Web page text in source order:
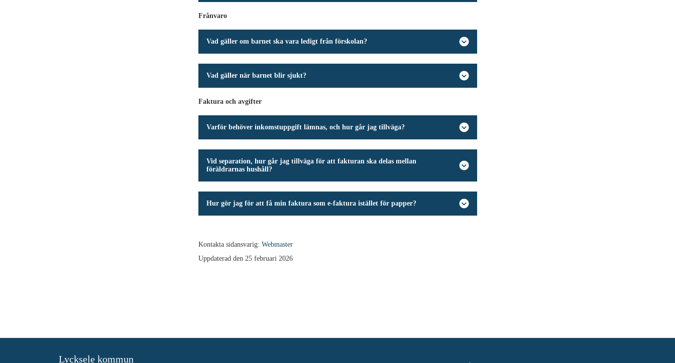
Frånvaro
Vad gäller om barnet ska vara ledigt från förskolan?
Vad gäller när barnet blir sjukt?
Faktura och avgifter
Varför behöver inkomstuppgift lämnas, och hur går jag tillväga?
Vid separation, hur går jag tillväga för att fakturan ska delas mellan
föräldrarnas hushåll?
Hur gör jag för att få min faktura som e-faktura istället för papper?
Kontakta sidansvarig: Webmaster
Uppdaterad den 25 februari 2026
Lycksele kommun